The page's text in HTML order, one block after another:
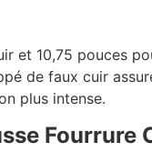
et 10,75 pouces
de faux cuir
plus intense.
Fourrure